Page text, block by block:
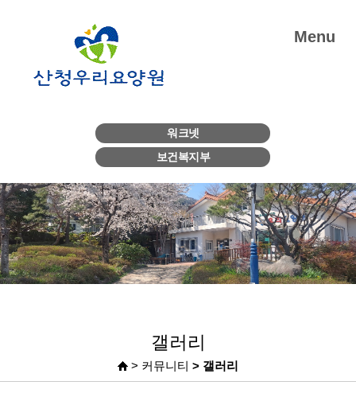
Menu
워크넷
보건복지부
갤러리
> 커뮤니티 > 갤러리